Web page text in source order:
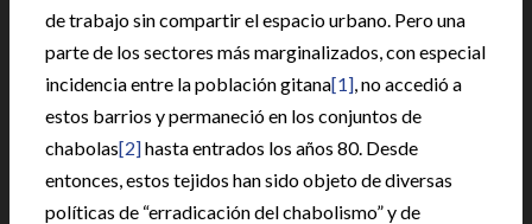
de trabajo sin compartir el espacio urbano. Pero una
parte de los sectores más marginalizados, con especial
incidencia entre la población gitana[1], no accedió a
estos barrios y permaneció en los conjuntos de
chabolas[2]hasta entrados los años 80. Desde
entonces, estos tejidos han sido objeto de diversas
políticas de “erradicación del chabolismo” y de